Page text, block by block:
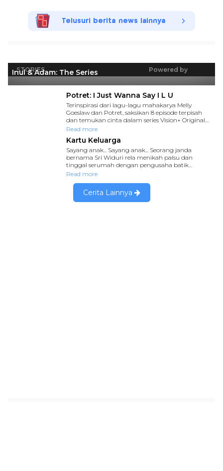
Telusuri berita news lainnya